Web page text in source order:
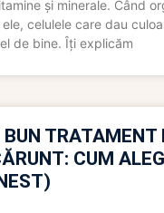
și minerale. Când
celulele care dau
de bine. Îți explicăm
TRATAMENT
CUM